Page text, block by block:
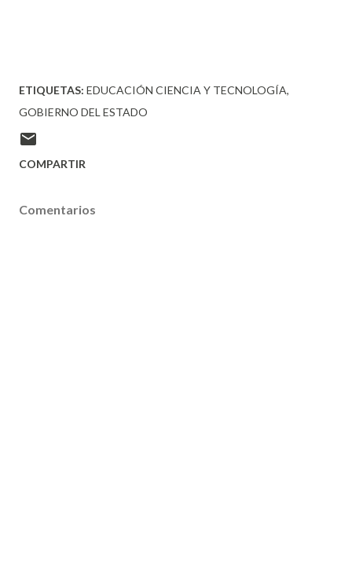
ETIQUETAS: EDUCACIÓN CIENCIA Y TECNOLOGÍA
GOBIERNO DEL ESTADO
COMPARTIR
Comentarios